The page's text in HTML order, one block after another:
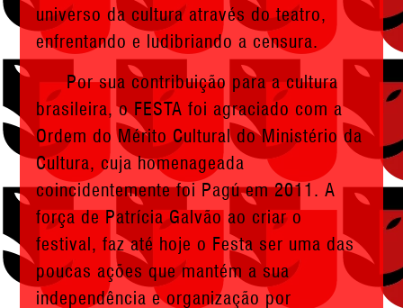
universo da cultura através do teatro,
enfrentando e ludibriando a censura.
Por sua contribuição para a cultura
brasileira, o FESTA foi agraciado com a
Ordem do Mérito Cultural do Ministério da
Cultura, cuja homenageada
coincidentemente foi Pagú em 2011. A
força de Patrícia Galvão ao criar o
festival, faz até hoje o Festa ser uma das
poucas ações que mantém a sua
independência e organização por